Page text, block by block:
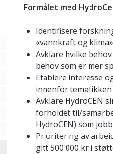
Formålet med
Identifisere
«vannkraft og klima»
Avklare hvilke
behov som er mer
Etablere interesse
innenfor tematikken
Avklare HydroCEN
forholdet til/
HydroCEN) som
Prioritering av
gitt 500 000 kr i